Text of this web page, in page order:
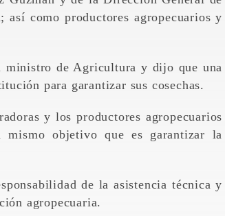
como productores agropecuarios y
ministro de Agricultura y dijo que una
para garantizar sus cosechas.
y los productores agropecuarios
objetivo que es garantizar la
de la asistencia técnica y
agropecuaria.